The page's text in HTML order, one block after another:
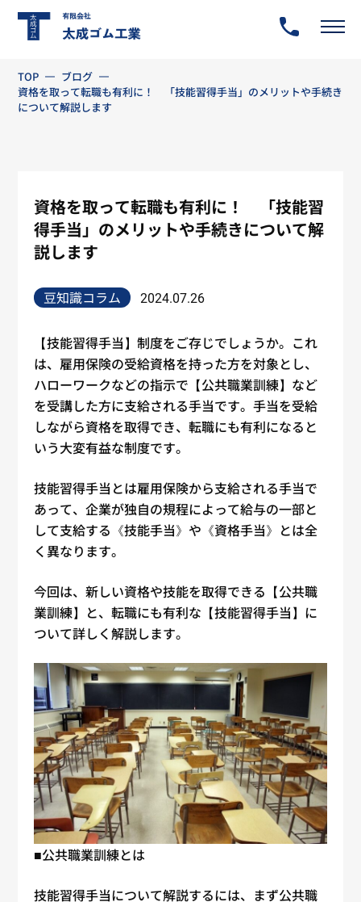
TOP
ブログ
資格を取って転職も有利に！ 「技能習得手当」のメリットや手続き
について解説します
資格を取って転職も有利に！ 「技能習
得手当」のメリットや手続きについて解
説します
豆知識コラム 2024.07.26
【技能習得手当】制度をご存じでしょうか。これ
は、雇用保険の受給資格を持った方を対象とし、
ハローワークなどの指示で【公共職業訓練】など
を受講した方に支給される手当です。手当を受給
しながら資格を取得でき、転職にも有利になると
いう大変有益な制度です。
技能習得手当とは雇用保険から支給される手当で
あって、企業が独自の規程によって給与の一部と
して支給する《技能手当》や《資格手当》とは全
く異なります。
今回は、新しい資格や技能を取得できる【公共職
業訓練】と、転職にも有利な【技能習得手当】に
ついて詳しく解説します。
■公共職業訓練とは
技能習得手当について解説するには、まず公共職